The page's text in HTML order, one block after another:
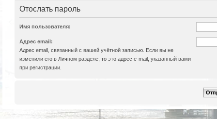
Отослать пароль
Имя пользователя:
Адрес email:
Адрес email, связанный с вашей учётной записью. Если вы не
изменили его в Личном разделе, то это адрес e-mail, указанный вами
при регистрации.